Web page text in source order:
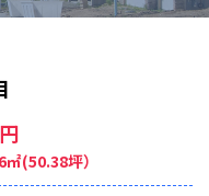
(50.38坪）